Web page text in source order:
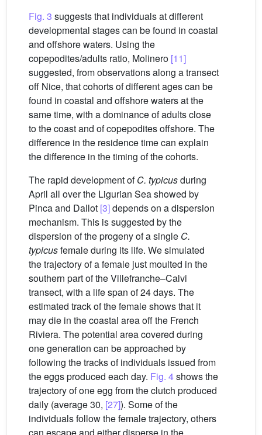
Fig. 3 suggests that individuals at different
developmental stages can be found in coastal
and offshore waters. Using the
copepodites/adults ratio, Molinero [11]
suggested, from observations along a transect
off Nice, that cohorts of different ages can be
found in coastal and offshore waters at the
same time, with a dominance of adults close
to the coast and of copepodites offshore. The
difference in the residence time can explain
the difference in the timing of the cohorts.
The rapid development ofC. typicusduring
April all over the Ligurian Sea showed by
Pinca and Dallot [3]depends on a dispersion
mechanism. This is suggested by the
dispersion of the progeny of a single C.
typicusfemale during its life. We simulated
the trajectory of a female just moulted in the
southern part of the Villefranche–Calvi
transect, with a life span of 24 days. The
estimated track of the female shows that it
may die in the coastal area off the French
Riviera. The potential area covered during
one generation can be approached by
following the tracks of individuals issued from
the eggs produced each day. Fig. 4shows the
trajectory of one egg from the clutch produced
daily (average 30, [27]). Some of the
individuals follow the female trajectory, others